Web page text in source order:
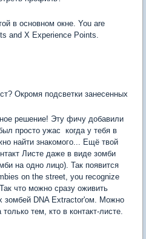
в основном окне. You are
and X Experience Points.
Окромя подсветки занесенных
решение! Эту фичу добавили
просто ужас  когда у тебя в
найти знакомого... Ещё твой
Листе даже в виде зомби
на одно лицо). Так появится
on the street, you recognize
что можно сразу оживить
зомбей DNA Extractor'ом. Можно
тем, кто в контакт-листе.